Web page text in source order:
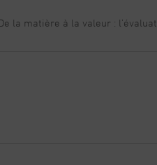
la matière à la valeur :